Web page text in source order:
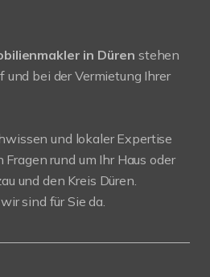
in Düren stehen
bei der Vermietung Ihrer
und lokaler Expertise
rund um Ihr Haus oder
und den Kreis Düren.
sind für Sie da.